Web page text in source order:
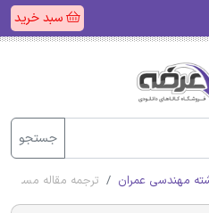
سبد خرید
جستجو
مهندسی عمران ترجمه مقاله مسافت